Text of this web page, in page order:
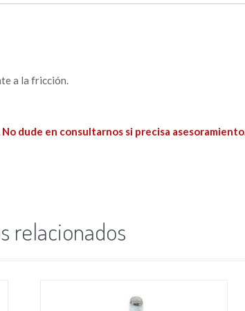
a la fricción.
dude en consultarnos si precisa
relacionados